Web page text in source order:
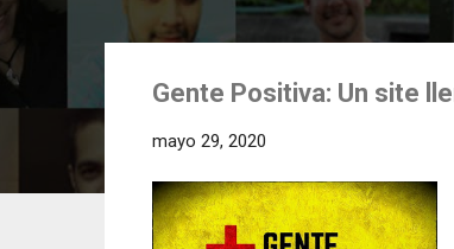
Gente Positiva: Un site
mayo 29, 2020